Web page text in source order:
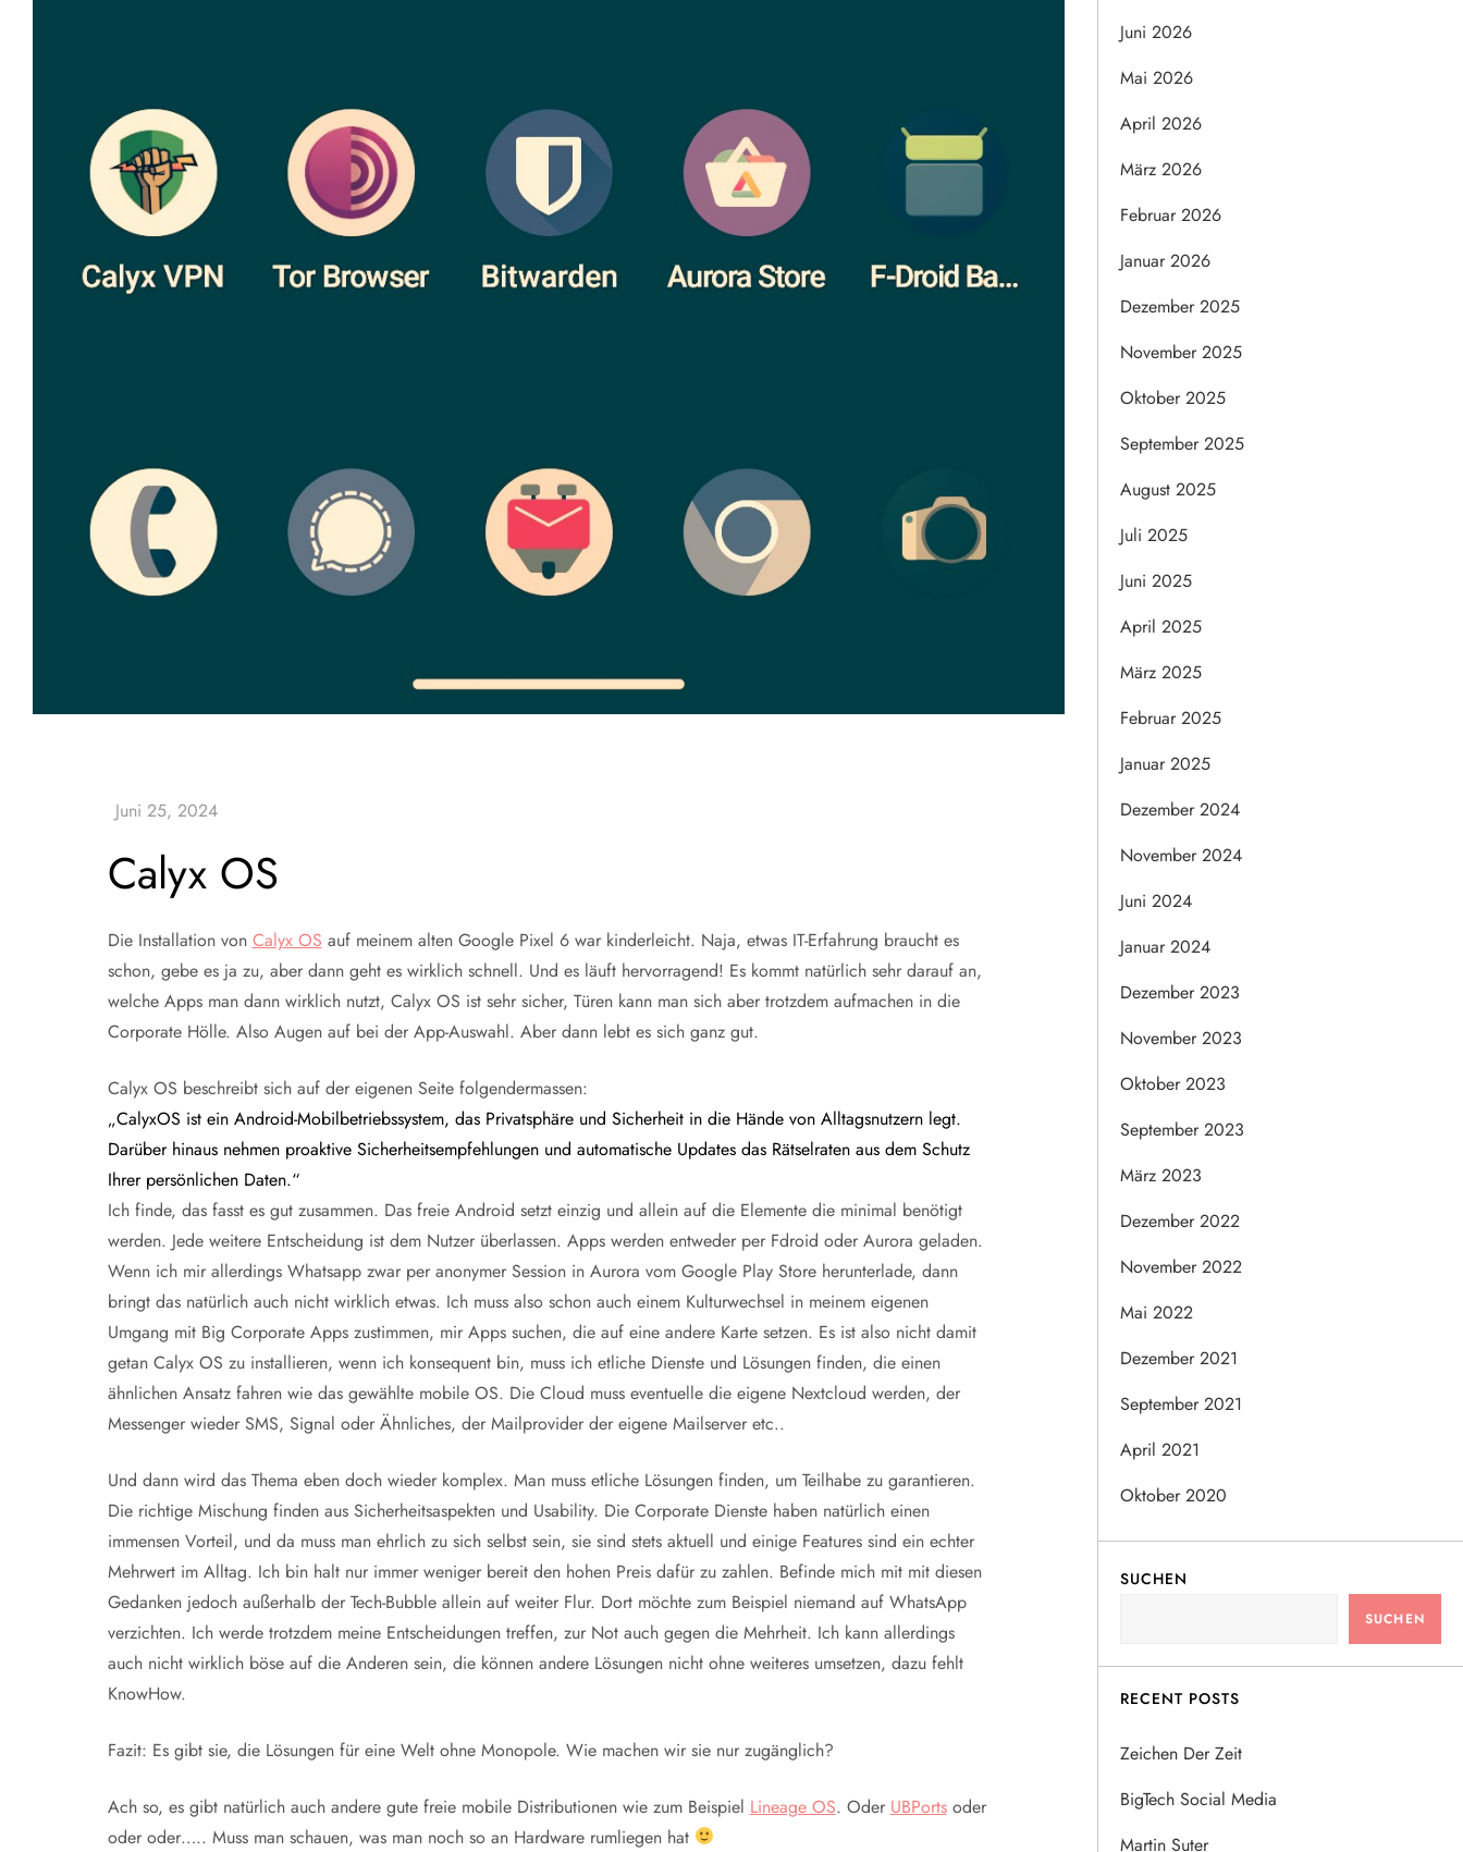
Calyx OS
Die Installation von Calyx OS auf meinem alten Google Pixel 6 war kinderleicht. Naja, etwas IT-Erfahrung braucht es
schon, gebe es ja zu, aber dann geht es wirklich schnell. Und es läuft hervorragend! Es kommt natürlich sehr darauf an,
welche Apps man dann wirklich nutzt, Calyx OS ist sehr sicher, Türen kann man sich aber trotzdem aufmachen in die
Corporate Hölle. Also Augen auf bei der App-Auswahl. Aber dann lebt es sich ganz gut.
Calyx OS beschreibt sich auf der eigenen Seite folgendermassen:
„CalyxOS ist ein Android-Mobilbetriebssystem, das Privatsphäre und Sicherheit in die Hände von Alltagsnutzern legt.
Darüber hinaus nehmen proaktive Sicherheitsempfehlungen und automatische Updates das Rätselraten aus dem Schutz
Ihrer persönlichen Daten.“
Ich finde, das fasst es gut zusammen. Das freie Android setzt einzig und allein auf die Elemente die minimal benötigt
werden. Jede weitere Entscheidung ist dem Nutzer überlassen. Apps werden entweder per Fdroid oder Aurora geladen.
Wenn ich mir allerdings Whatsapp zwar per anonymer Session in Aurora vom Google Play Store herunterlade, dann
bringt das natürlich auch nicht wirklich etwas. Ich muss also schon auch einem Kulturwechsel in meinem eigenen
Umgang mit Big Corporate Apps zustimmen, mir Apps suchen, die auf eine andere Karte setzen. Es ist also nicht damit
getan Calyx OS zu installieren, wenn ich konsequent bin, muss ich etliche Dienste und Lösungen finden, die einen
ähnlichen Ansatz fahren wie das gewählte mobile OS. Die Cloud muss eventuelle die eigene Nextcloud werden, der
Messenger wieder SMS, Signal oder Ähnliches, der Mailprovider der eigene Mailserver etc..
Und dann wird das Thema eben doch wieder komplex. Man muss etliche Lösungen finden, um Teilhabe zu garantieren.
Die richtige Mischung finden aus Sicherheitsaspekten und Usability. Die Corporate Dienste haben natürlich einen
immensen Vorteil, und da muss man ehrlich zu sich selbst sein, sie sind stets aktuell und einige Features sind ein echter
Mehrwert im Alltag. Ich bin halt nur immer weniger bereit den hohen Preis dafür zu zahlen. Befinde mich mit mit diesen
Gedanken jedoch außerhalb der Tech-Bubble allein auf weiter Flur. Dort möchte zum Beispiel niemand auf WhatsApp
verzichten. Ich werde trotzdem meine Entscheidungen treffen, zur Not auch gegen die Mehrheit. Ich kann allerdings
auch nicht wirklich böse auf die Anderen sein, die können andere Lösungen nicht ohne weiteres umsetzen, dazu fehlt
KnowHow.
Fazit: Es gibt sie, die Lösungen für eine Welt ohne Monopole. Wie machen wir sie nur zugänglich?
Ach so, es gibt natürlich auch andere gute freie mobile Distributionen wie zum Beispiel Lineage OS. Oder UBPortsoder
oder oder….. Muss man schauen, was man noch so an Hardware rumliegen hat
Juni 2026
Mai 2026
April 2026
März 2026
Februar 2026
Januar 2026
Dezember 2025
November 2025
Oktober 2025
September 2025
August 2025
Juli 2025
Juni 2025
April 2025
März 2025
Februar 2025
Januar 2025
Dezember 2024
November 2024
Juni 2024
Januar 2024
Dezember 2023
November 2023
Oktober 2023
September 2023
März 2023
Dezember 2022
November 2022
Mai 2022
Dezember 2021
September 2021
April 2021
Oktober 2020
SUCHEN
SUCHEN
RECENT POSTS
Zeichen Der Zeit
BigTech Social Media
Martin Suter